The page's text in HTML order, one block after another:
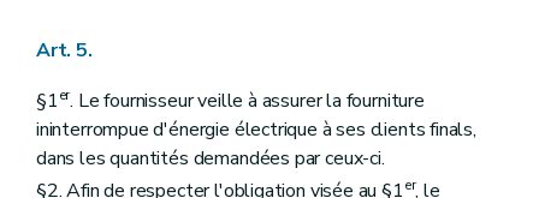
Art. 5.
§1er. Le fournisseur veille à assurer la fourniture
ininterrompue d'énergie électrique à ses clients finals,
dans les quantités demandées par ceux-ci.
§2. Afin de respecter l'obligation visée au §1er, le